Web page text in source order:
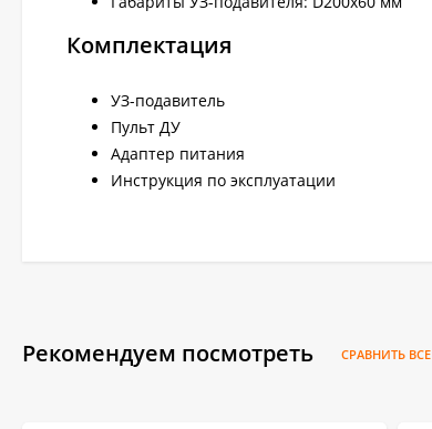
Комплектация
УЗ-подавитель
Пульт ДУ
Адаптер питания
Инструкция по эксплуатации
Рекомендуем посмотреть СРАВНИТЬ ВСЕ